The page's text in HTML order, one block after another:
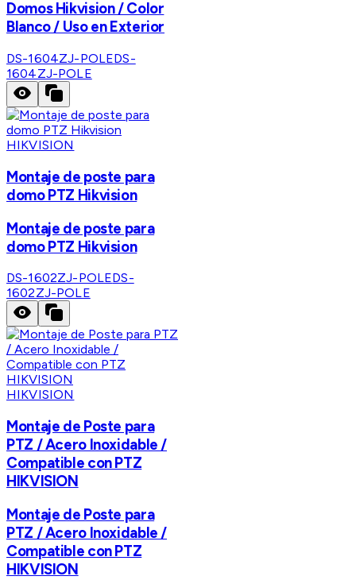
Domos Hikvision / Color
Blanco / Uso en Exterior
DS-1604ZJ-POLEDS-
1604ZJ-POLE
HIKVISION
Montaje de poste para
domo PTZ Hikvision
Montaje de poste para
domo PTZ Hikvision
DS-1602ZJ-POLEDS-
1602ZJ-POLE
HIKVISION
Montaje de Poste para
PTZ / Acero Inoxidable /
Compatible con PTZ
HIKVISION
Montaje de Poste para
PTZ / Acero Inoxidable /
Compatible con PTZ
HIKVISION